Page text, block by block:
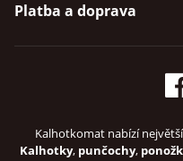
Platba a doprava
Kalhotkomat nabízí
Kalhotky, punčochy,